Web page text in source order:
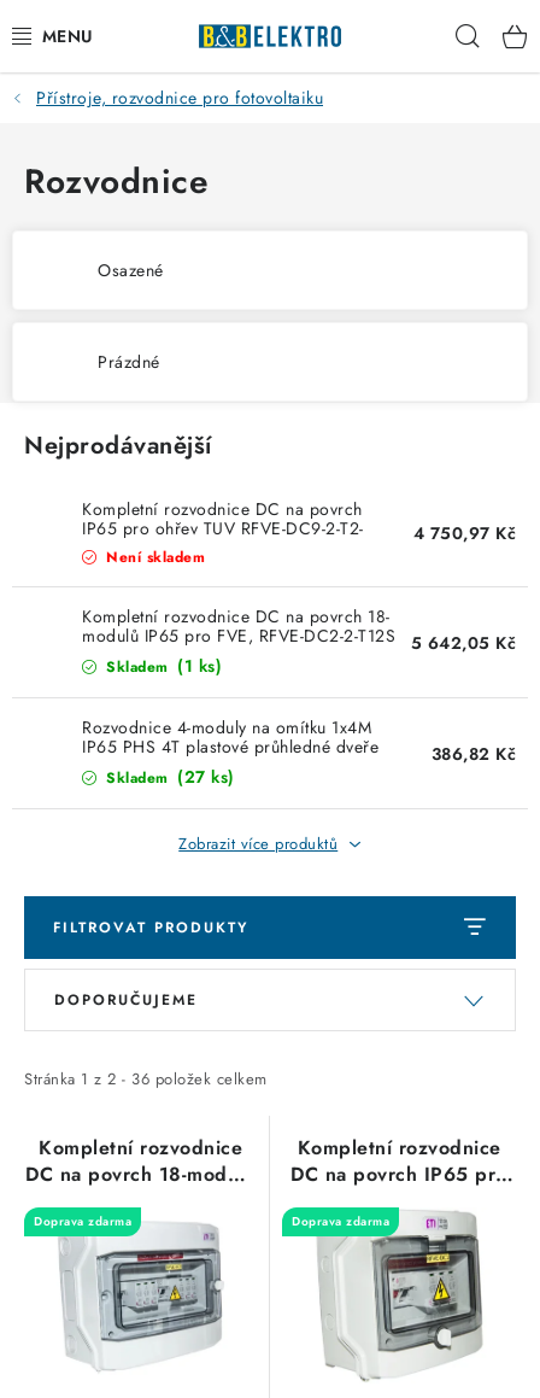
na
obsah
Reklamace / Vrácení zboží
Blog
VYPÍNAČE
KABELY
ŽÁROVKY
VENTILÁTORY
FOTOVOLTAIKA
OHŘÍVAČE VODY
CHYTRÁ DOMÁCNOST
SVÍTIDLA domovní
NÁŘADÍ
VÝPRODEJ
Položky bez zařazené kategorie dle výrobců
VÁNOCE
Přístroje, rozvodnice pro fotovoltaiku
Rozvodnice
Osazené
Prázdné
Nejprodávanější
Kompletní rozvodnice DC na povrch
IP65 pro ohřev TUV RFVE-DC9-2-T2-
VYP/550 ETI 001105416
Není skladem
4 750,97 Kč
Kompletní rozvodnice DC na povrch 18-
modulů IP65 pro FVE, RFVE-DC2-2-T12S
2 stringy ETI 001105402S
Skladem (1 ks)
5 642,05 Kč
Rozvodnice 4-moduly na omítku 1x4M
IP65 PHS 4T plastové průhledné dveře
Noark 101492
Skladem (27 ks)
386,82 Kč
Zobrazit více produktů
FILTROVAT PRODUKTY
V
i
p
r
o
Stránka 1 z 2 - 36 položek celkem
Ř
e
p
r
DOPORUČUJEME
Kompletní rozvodnice
DC na povrch 18-modulů
IP65 pro FVE, RFVE-
DC2-2-T12S 2 stringy
ETI 001105402S
Doprava zdarma
Kompletní rozvodnice
DC na povrch IP65 pro
FVE, RFVE-DC1-1-T12 1
string, ETI 001105400
Doprava zdarma